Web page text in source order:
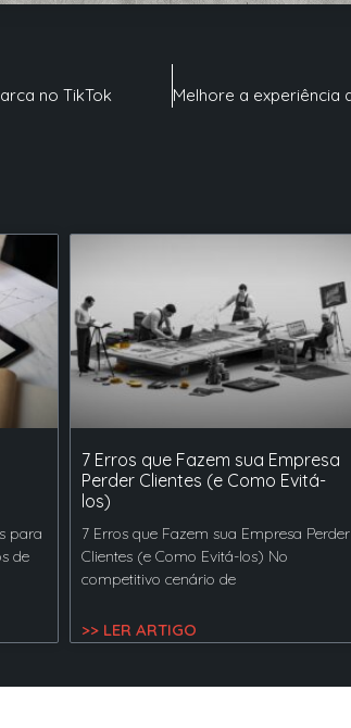
no TikTok
para
de
7 Erros que Fazem sua Empresa
Perder Clientes (e Como Evitá-
los)
7 Erros que Fazem sua Empresa Perder
Clientes (e Como Evitá-los) No
competitivo cenário de
>> LER ARTIGO